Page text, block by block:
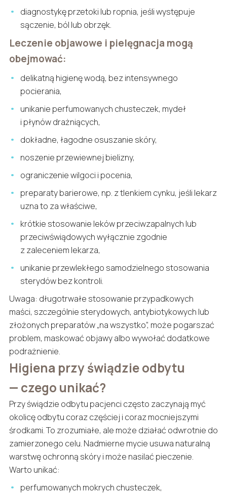
diagnostykę przetoki lub ropnia, jeśli występuje
sączenie, ból lub obrzęk.
Leczenie objawowe i pielęgnacja mogą
obejmować:
delikatną higienę wodą, bez intensywnego
pocierania,
unikanie perfumowanych chusteczek, mydeł
i płynów drażniących,
dokładne, łagodne osuszanie skóry,
noszenie przewiewnej bielizny,
ograniczenie wilgoci i pocenia,
preparaty barierowe, np. z tlenkiem cynku, jeśli lekarz
uzna to za właściwe,
krótkie stosowanie leków przeciwzapalnych lub
przeciwświądowych wyłącznie zgodnie
z zaleceniem lekarza,
unikanie przewlekłego samodzielnego stosowania
sterydów bez kontroli.
Uwaga: długotrwałe stosowanie przypadkowych
maści, szczególnie sterydowych, antybiotykowych lub
złożonych preparatów „na wszystko”, może pogarszać
problem, maskować objawy albo wywołać dodatkowe
podrażnienie.
Higiena przy świądzie odbytu
— czego unikać?
Przy świądzie odbytu pacjenci często zaczynają myć
okolicę odbytu coraz częściej i coraz mocniejszymi
środkami. To zrozumiałe, ale może działać odwrotnie do
zamierzonego celu. Nadmierne mycie usuwa naturalną
warstwę ochronną skóry i może nasilać pieczenie.
Warto unikać:
perfumowanych mokrych chusteczek,